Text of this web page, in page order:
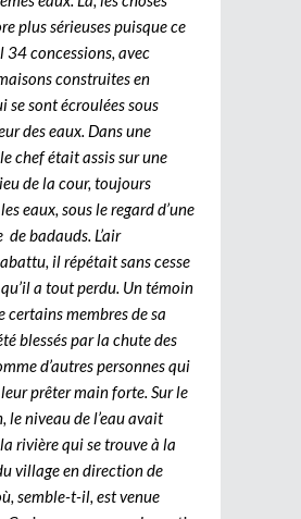
plus sérieuses puisque ce
34 concessions, avec
construites en
se sont écroulées sous
des eaux. Dans une
chef était assis sur une
de la cour, toujours
eaux, sous le regard d’une
badauds. L’air
il répétait sans cesse
a tout perdu. Un témoin
certains membres de sa
blessés par la chute des
d’autres personnes qui
prêter main forte. Sur le
le niveau de l’eau avait
rivière qui se trouve à la
village en direction de
semble-t-il, est venue